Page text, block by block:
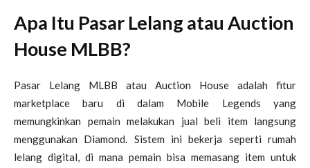
Apa Itu Pasar Lelang atau Auction
House MLBB?
Pasar Lelang MLBB atau Auction House adalah fitur
marketplace baru di dalam Mobile Legends yang
memungkinkan pemain melakukan jual beli item langsung
menggunakan Diamond. Sistem ini bekerja seperti rumah
lelang digital, di mana pemain bisa memasang item untuk